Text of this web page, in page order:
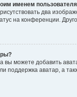
именем
два
на конференции.
вы можете добавить
поддержка аватар, а